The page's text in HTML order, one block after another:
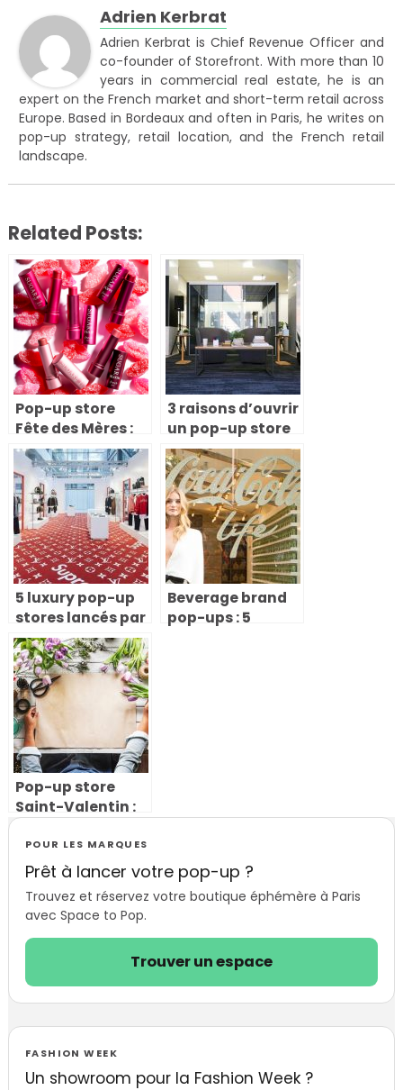
POUR LES MARQUES
Prêt à lancer votre pop-up ?
Trouvez et réservez votre boutique éphémère à Paris
avec Space to Pop.
Trouver un espace
FASHION WEEK
Un showroom pour la Fashion Week ?
Adrien Kerbrat
Adrien Kerbrat is Chief Revenue Officer and
co-founder of Storefront. With more than 10
years in commercial real estate, he is an
expert on the French market and short-term retail across
Europe. Based in Bordeaux and often in Paris, he writes on
pop-up strategy, retail location, and the French retail
landscape.
Related Posts:
Pop-up store
Fête des Mères :
comment créer
une expérience
éphémère qui
marque les
esprits
3 raisons d’ouvrir
un pop-up store
en B2B !
5 luxury pop-up
stores lancés par
des maisons de
luxe (et pourquoi
ce modèle
fonctionne)
Beverage brand
pop-ups : 5
Pop-up store
Saint-Valentin :
pourquoi et
comment activer
une boutique
éphémère pour le
14 février